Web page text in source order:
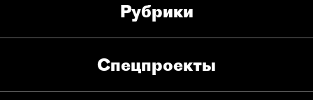
Рубрики
Спец­проекты